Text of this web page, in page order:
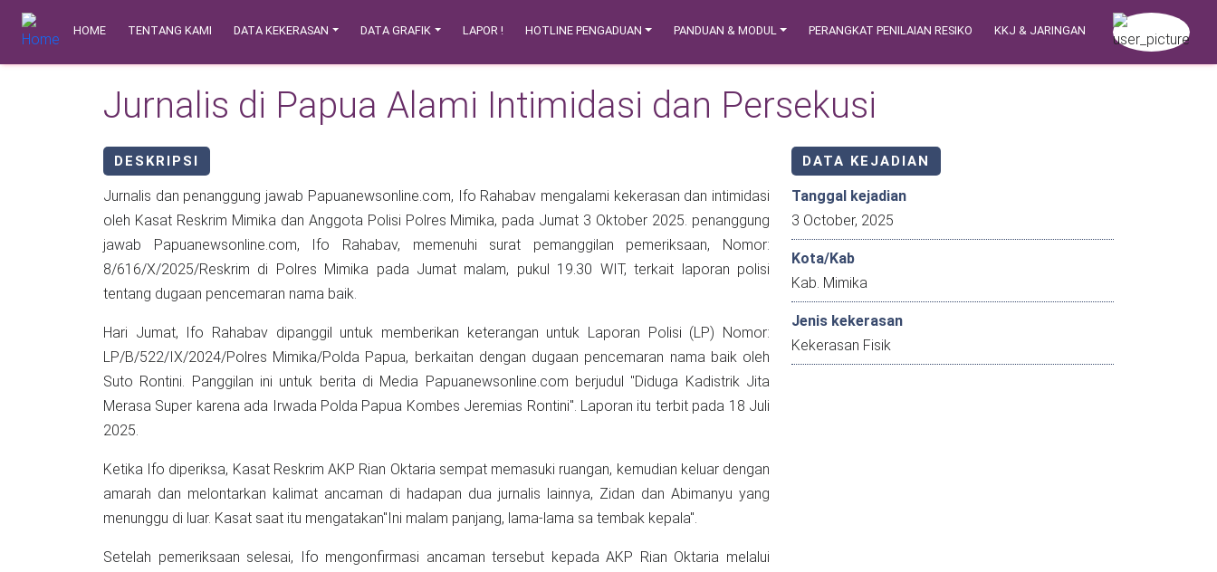
Skip to main content
Safety Corner
Main navigation
HOME TENTANG KAMI DATA KEKERASAN DATA GRAFIK LAPOR ! HOTLINE PENGADUAN PANDUAN & MODUL PERANGKAT PENILAIAN RESIKO KKJ & JARINGAN
Jurnalis di Papua Alami Intimidasi dan Persekusi
DESKRIPSI
Jurnalis dan penanggung jawab Papuanewsonline.com, Ifo Rahabav mengalami kekerasan dan intimidasi
oleh Kasat Reskrim Mimika dan Anggota Polisi Polres Mimika, pada Jumat 3 Oktober 2025. penanggung
jawab Papuanewsonline.com, Ifo Rahabav, memenuhi surat pemanggilan pemeriksaan, Nomor:
8/616/X/2025/Reskrim di Polres Mimika pada Jumat malam, pukul 19.30 WIT, terkait laporan polisi
tentang dugaan pencemaran nama baik.
Hari Jumat, Ifo Rahabav dipanggil untuk memberikan keterangan untuk Laporan Polisi (LP) Nomor:
LP/B/522/IX/2024/Polres Mimika/Polda Papua, berkaitan dengan dugaan pencemaran nama baik oleh
Suto Rontini. Panggilan ini untuk berita di Media Papuanewsonline.com berjudul "Diduga Kadistrik Jita
Merasa Super karena ada Irwada Polda Papua Kombes Jeremias Rontini". Laporan itu terbit pada 18 Juli
2025.
Ketika Ifo diperiksa, Kasat Reskrim AKP Rian Oktaria sempat memasuki ruangan, kemudian keluar dengan
amarah dan melontarkan kalimat ancaman di hadapan dua jurnalis lainnya, Zidan dan Abimanyu yang
menunggu di luar. Kasat saat itu mengatakan"Ini malam panjang, lama-lama sa tembak kepala".
Setelah pemeriksaan selesai, Ifo mengonfirmasi ancaman tersebut kepada AKP Rian Oktaria melalui
DATA KEJADIAN
Tanggal kejadian
3 October, 2025
Kota/Kab
Kab. Mimika
Jenis kekerasan
Kekerasan Fisik